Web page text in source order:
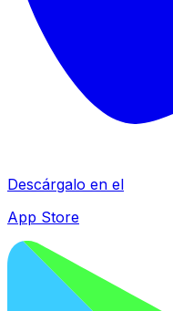
Descárgalo en el
App Store